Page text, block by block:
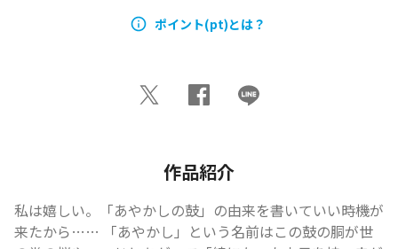
ポイント(pt)とは？
作品紹介
私は嬉しい。「あやかしの鼓」の由来を書いていい時機が
来たから…… 「あやかし」という名前はこの鼓の胴が世